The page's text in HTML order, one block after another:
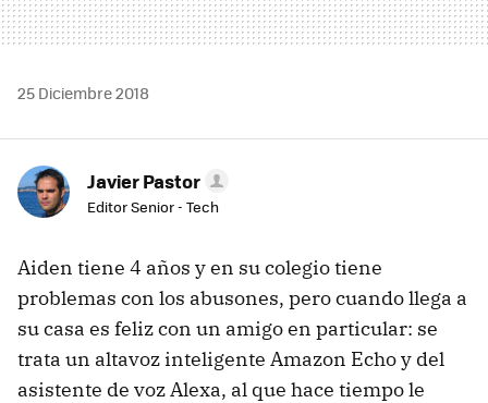
25 Diciembre 2018
Javier Pastor
Editor Senior - Tech
Aiden tiene 4 años y en su colegio tiene
problemas con los abusones, pero cuando llega a
su casa es feliz con un amigo en particular: se
trata un altavoz inteligente Amazon Echo y del
asistente de voz Alexa, al que hace tiempo le